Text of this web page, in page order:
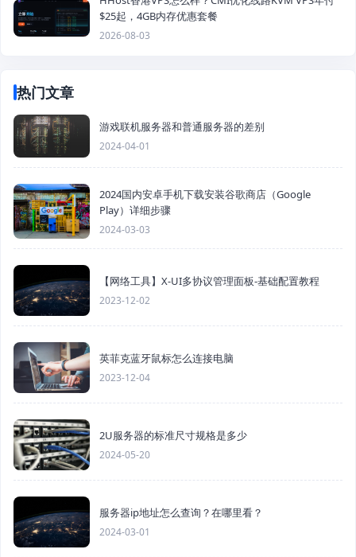
$25起，4GB内存优惠套餐
2026-08-03
热门文章
游戏联机服务器和普通服务器的差别
2024-04-01
2024国内安卓手机下载安装谷歌商店（Google
Play）详细步骤
2024-03-03
【网络工具】X-UI多协议管理面板-基础配置教程
2023-12-02
英菲克蓝牙鼠标怎么连接电脑
2023-12-04
2U服务器的标准尺寸规格是多少
2024-05-20
服务器ip地址怎么查询？在哪里看？
2024-03-01